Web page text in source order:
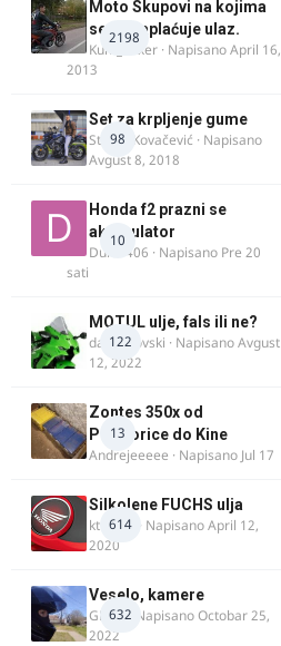
2198
Moto Skupovi na kojima
se ne naplaćuje ulaz.
Kum_Mixer · NapisanoApril 16,
2013
98
Set za krpljenje gume
Stefan Kovačević · Napisano
Avgust 8, 2018
10
Honda f2 prazni se
akomulator
Dule1406 · Napisano Pre 20
sati
122
MOTUL ulje, fals ili ne?
dalipopovski · NapisanoAvgust
12, 2022
13
Zontes 350x od
Podgorice do Kine
Andrejeeeee · Napisano Jul 17
614
Silkolene FUCHS ulja
ktm600 · NapisanoApril 12,
2020
632
Veselo, kamere
GR 46· NapisanoOctobar 25,
2022